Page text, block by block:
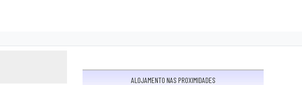
ALOJAMENTO NAS PROXIMIDADES